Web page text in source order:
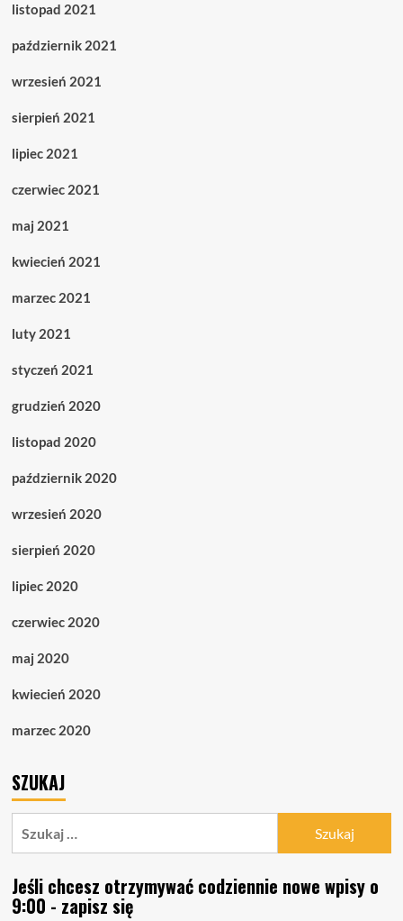
listopad 2021
październik 2021
wrzesień 2021
sierpień 2021
lipiec 2021
czerwiec 2021
maj 2021
kwiecień 2021
marzec 2021
luty 2021
styczeń 2021
grudzień 2020
listopad 2020
październik 2020
wrzesień 2020
sierpień 2020
lipiec 2020
czerwiec 2020
maj 2020
kwiecień 2020
marzec 2020
SZUKAJ
Jeśli chcesz otrzymywać codziennie nowe wpisy o
9:00 - zapisz się